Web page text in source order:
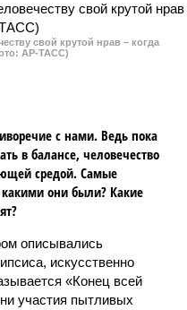
свой крутой нрав – когда
АР-ТАСС)
с нами. Ведь пока
в балансе, человечество
средой. Самые
они были? Какие
описывались
искусственно
«Конец всей
участия пытливых